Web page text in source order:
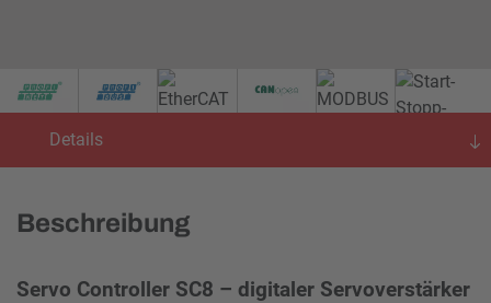
Details
Beschreibung
Servo Controller SC8 – digitaler Servoverstärker